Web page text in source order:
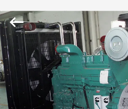
HUIS
PRODUCTEN
Equipment
Co.,
Ltd..
All
Rights
Reserved.